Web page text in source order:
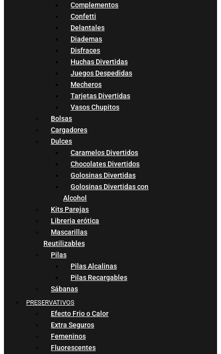
Complementos
Confetti
Delantales
Diademas
Disfraces
Huchas Divertidas
Juegos Despedidas
Mecheros
Tarjetas Divertidas
Vasos Chupitos
Bolsas
Cargadores
Dulces
Caramelos Divertidos
Chocolates Divertidos
Golosinas Divertidas
Golosinas Divertidas con
Alcohol
Kits Parejas
Libreria erótica
Mascarillas
Reutilizables
Pilas
Pilas Alcalinas
Pilas Recargables
Sábanas
PRESERVATIVOS
Efecto Frio o Calor
Extra Seguros
Femeninos
Fluorescentes